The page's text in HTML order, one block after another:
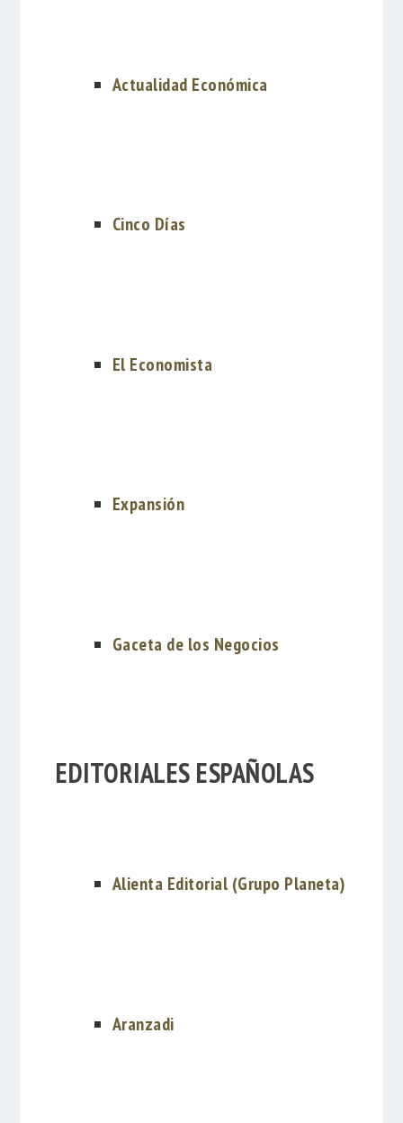
Actualidad Económica
Cinco Días
El Economista
Expansión
Gaceta de los Negocios
EDITORIALES ESPAÑOLAS
Alienta Editorial (Grupo Planeta)
Aranzadi